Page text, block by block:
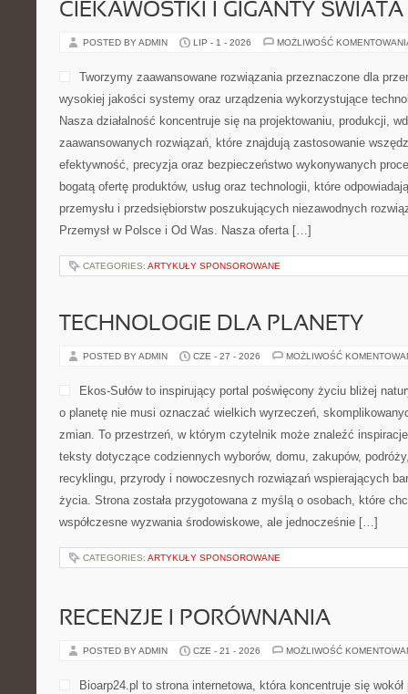
CIEKAWOSTKI I GIGANTY ŚWIATA
POSTED BY ADMIN LIP - 1 - 2026 MOŻLIWOŚĆ
Tworzymy zaawansowane rozwiązania przeznaczone dla
wysokiej jakości systemy oraz urządzenia wykorzystujące
Nasza działalność koncentruje się na projektowaniu, produkcji,
zaawansowanych rozwiązań, które znajdują zastosowanie
efektywność, precyzja oraz bezpieczeństwo wykonywanych
bogatą ofertę produktów, usług oraz technologii, które
przemysłu i przedsiębiorstw poszukujących niezawodnych
Przemysł w Polsce i Od Was. Nasza oferta […]
CATEGORIES: ARTYKUŁY SPONSOROWANE
TECHNOLOGIE DLA PLANETY
POSTED BY ADMIN CZE - 27 - 2026 MOŻLIWOŚĆ
Ekos-Sułów to inspirujący portal poświęcony życiu bliżej
o planetę nie musi oznaczać wielkich wyrzeczeń,
zmian. To przestrzeń, w którym czytelnik może znaleźć
teksty dotyczące codziennych wyborów, domu, zakupów,
recyklingu, przyrody i nowoczesnych rozwiązań wspierających
życia. Strona została przygotowana z myślą o osobach, które
współczesne wyzwania środowiskowe, ale jednocześnie […]
CATEGORIES: ARTYKUŁY SPONSOROWANE
RECENZJE I PORÓWNANIA
POSTED BY ADMIN CZE - 21 - 2026 MOŻLIWOŚĆ
Bioarp24.pl to strona internetowa, która koncentruje się